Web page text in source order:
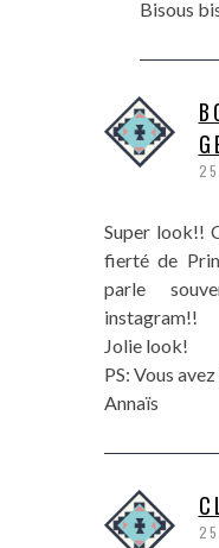
Bisous
Super look!!
fierté de
parle
instagram!!
Jolie look!
PS: Vous
Annaïs